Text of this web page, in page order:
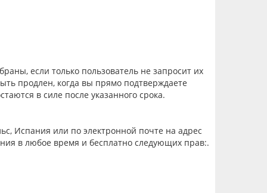
если только пользователь не запросит их
продлен, когда вы прямо подтверждаете
в силе после указанного срока.
Испания или по электронной почте на адрес
в любое время и бесплатно следующих прав:.